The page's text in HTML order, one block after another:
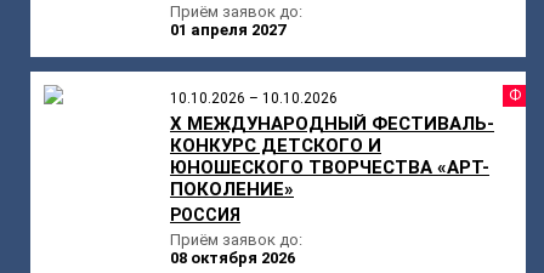
Приём заявок до:
01 апреля 2027
10.10.2026 – 10.10.2026
X МЕЖДУНАРОДНЫЙ ФЕСТИВАЛЬ-
КОНКУРС ДЕТСКОГО И
ЮНОШЕСКОГО ТВОРЧЕСТВА «АРТ-
ПОКОЛЕНИЕ»
РОССИЯ
Приём заявок до:
08 октября 2026